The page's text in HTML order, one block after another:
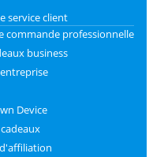
service client
commande professionnelle
business
Device